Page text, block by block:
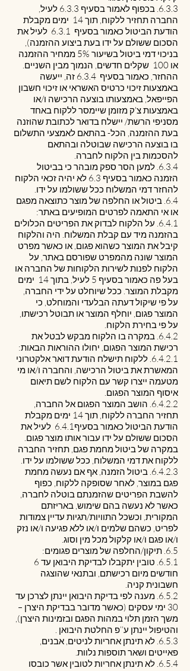
6.3.3. בכפוף לאמור בסעיף ‎6.3.3 לעיל,
החברה תחזיר ללקוח, תוך 14 ימים מקבלת
הודעת הביטול כאמור בסעיף ‎6.3.1 לעיל את
הסכום ששולם על ידו בעת ביצוע ההזמנה),
בניכוי דמי ביטול בשיעור 5% ממחיר ההזמנה
או 100 שקלים חדשים, הנמוך מבין השניים.
ההחזר, כאמור בסעיף ‎6.3.4 זה, ייעשה
באמצעות זיכוי כרטיס האשראי או זיכוי חשבון
הפייפאל, באמצעותו בוצעה הרכישה ו/או
באמצעות צ'ק מזומן שיימסר ללקוח באחד
מסניפי הרשת/ יישלח בדואר לכתובת שהוזנה
בעת ההזמנה, הכל- בהתאם לאמצעי התשלום
בו בוצעה הרכישה שבוטלה ובהתאם
להסכמות בין הלקוח לחברה.
6.3.4. למען הסר ספק מובהר כי בביטול
הזמנה כאמור בסעיף ‎6.3 לא יהיה זכאי הלקוח
להחזר דמי המשלוח ככל ששולמו על ידו.
6.4. ביטול או החלפה של מוצר כתוצאה מפגם
או אי התאמה לפרטים המופיעים באתר:
6.4.1. על הלקוח לבדוק את הפריטים הכלולים
בהזמנה מיד עם קבלת המשלוח. היה והלקוח
קיבל את המוצר כשהוא פגום, או כאשר מפרט
המוצר שונה מהמפרט שפורסם באתר, על
הלקוח לפנות לשירות הלקוחות של החברה או
בעל פה כאמור בסעיף ‎5 לעיל, בתוך 14 ימים
מקבלת המוצר. ככל שיוחלט על ידי החברה,
על פי שיקול דעתה הבלעדי והמוחלט, כי
המוצר פגום, יוחלף המוצר או תבוטל רכישתו,
על פי בחירת הלקוח.
6.4.2. במקרה בו הלקוח מבקש לבטל את
רכישת המוצר הפגום, יחולו ההוראות הבאות:
6.4.2.1. ללקוח תישלח הודעת דואר אלקטרוני
המאשרת את ביטול הרכישה, והחברה ו/או מי
מטעמה ייצרו קשר עם הלקוח לשם תיאום
איסוף המוצר הפגום.
6.4.2.2. הושב המוצר הפגום אל החברה,
תחזיר החברה ללקוח, תוך 14 ימים מקבלת
הודעת הביטול כאמור בסעיף‎6.4.1 לעיל את
הסכום ששולם על ידו עבור אותו מוצר פגום.
במקרה של ביטול מחמת פגם, תחזיר החברה
ללקוח את דמי המשלוח, ככל ששולמו על ידו.
6.4.2.3. ביטול הזמנה, אף אם נעשה מחמת
פגם במוצר, לאחר שסופקה ללקוח, כפוף
להשבת הפריטים שהזמנתם בוטלה לחברה,
כאשר לא נעשה בהם שימוש, באריזתם
המקורית, וכשכל התוויות/תגיות עדיין צמודות
לפריט, כשהם שלמים ו/או ללא פגיעה ו/או נזק
ו/או פגם ו/או קלקול מכל מין וסוג.
6.5. תיקון/החלפה של מוצרים פגומים:
6.5.1. טובין יתקבלו לבדיקת היבואן עד 6
חודשים מיום רכישתם, ובתנאי שהוצגה
חשבונית קניה.
6.5.2. מענה לפי בדיקת היבואן יינתן לצרכן עד
30 ימי עסקים (כאשר מדובר בבדיקת היצרן –
משך הזמן תלוי במהות הפגם ובזמינות היצרן),
והטיפול יינתן ע’’פ החלטת היבואן .
6.5.3. לא תינתן אחריות לניטים, אבנים,
פאייטים ושאר תוספות נלוות.
6.5.4. לא תינתן אחריות לטובין אשר כובסו